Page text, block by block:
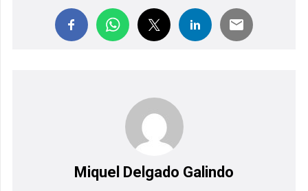
Miquel Delgado Galindo